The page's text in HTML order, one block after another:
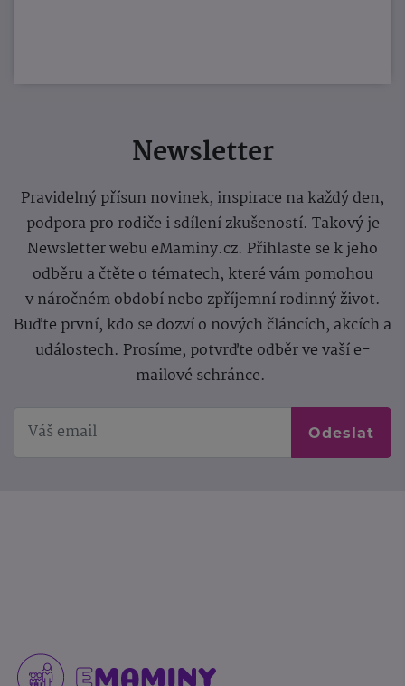
Newsletter
Pravidelný přísun novinek, inspirace na každý den,
podpora pro rodiče i sdílení zkušeností. Takový je
Newsletter webu eMaminy.cz. Přihlaste se k jeho
odběru a čtěte o tématech, které vám pomohou
v náročném období nebo zpříjemní rodinný život.
Buďte první, kdo se dozví o nových článcích, akcích a
událostech. Prosíme, potvrďte odběr ve vaší e-
mailové schránce.
Odeslat